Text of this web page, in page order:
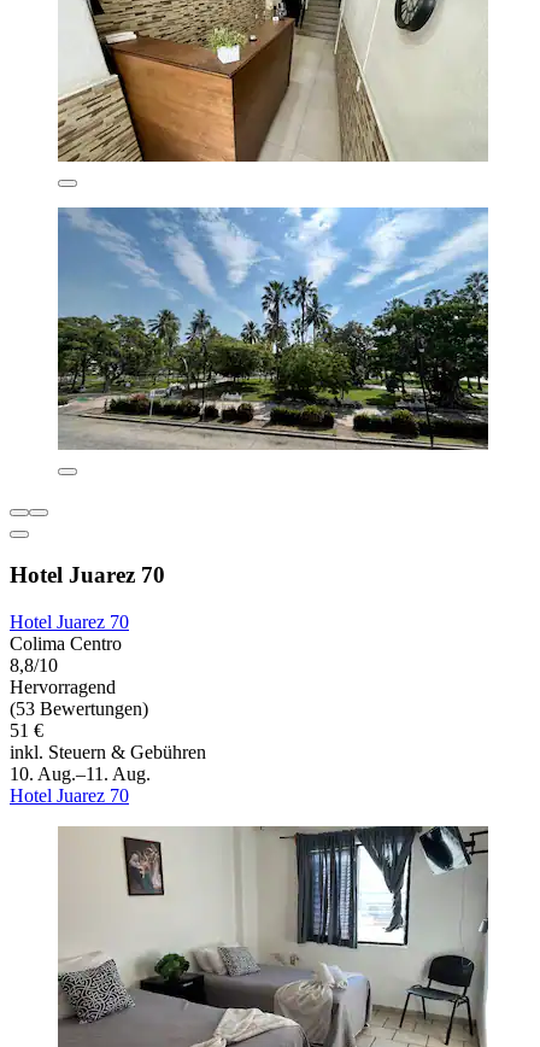
Hotel Juarez 70
Hotel Juarez 70
Colima Centro
8,8/10
Hervorragend
(53 Bewertungen)
51 €
inkl. Steuern & Gebühren
10. Aug.–11. Aug.
Hotel Juarez 70